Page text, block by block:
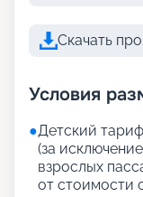
Скачать
Условия
●Детский
(за
взрослых
от стоимости